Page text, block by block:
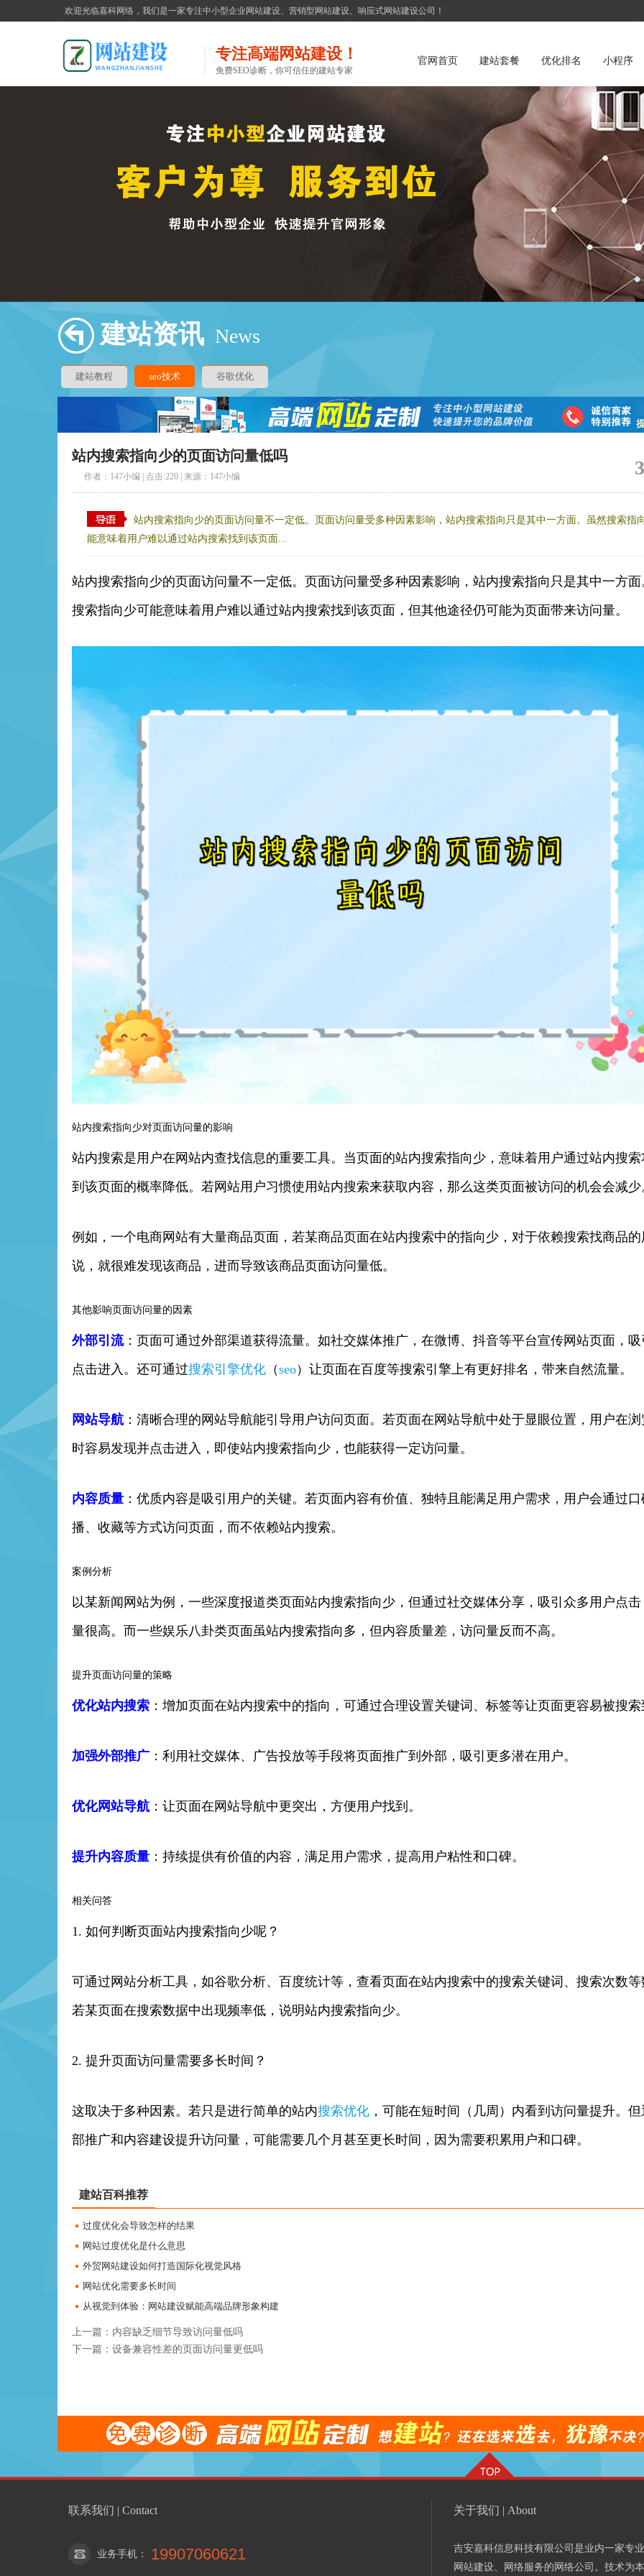
欢迎光临嘉科网络，我们是一家专注中小型企业网站建设、营销型网站建设、响应式网站建设公司！
专注高端网站建设！
免费SEO诊断，你可信任的建站专家
官网首页 建站套餐 优化排名 小程序
建站资讯 News
建站教程 seo技术 谷歌优化
站内搜索指向少的页面访问量低吗
作者：147小编 | 点击:220 | 来源：147小编
站内搜索指向少的页面访问量不一定低。页面访问量受多种因素影响，站内搜索指向只是其中一方面。虽然搜索指
能意味着用户难以通过站内搜索找到该页面...
站内搜索指向少的页面访问量不一定低。页面访问量受多种因素影响，站内搜索指向只是其中一方
搜索指向少可能意味着用户难以通过站内搜索找到该页面，但其他途径仍可能为页面带来访问量。
站内搜索指向少对页面访问量的影响
站内搜索是用户在网站内查找信息的重要工具。当页面的站内搜索指向少，意味着用户通过站内搜
到该页面的概率降低。若网站用户习惯使用站内搜索来获取内容，那么这类页面被访问的机会会减少
例如，一个电商网站有大量商品页面，若某商品页面在站内搜索中的指向少，对于依赖搜索找商品
说，就很难发现该商品，进而导致该商品页面访问量低。
其他影响页面访问量的因素
外部引流：页面可通过外部渠道获得流量。如社交媒体推广，在微博、抖音等平台宣传网站页面，
点击进入。还可通过搜索引擎优化 （seo）让页面在百度等搜索引擎上有更好排名，带来自然流量。
网站导航：清晰合理的网站导航能引导用户访问页面。若页面在网站导航中处于显眼位置，用户在
时容易发现并点击进入，即使站内搜索指向少，也能获得一定访问量。
内容质量 ：优质内容是吸引用户的关键。若页面内容有价值、独特且能满足用户需求，用户会通过
播、收藏等方式访问页面，而不依赖站内搜索。
案例分析
以某新闻网站为例，一些深度报道类页面站内搜索指向少，但通过社交媒体分享，吸引众多用户点
量很高。而一些娱乐八卦类页面虽站内搜索指向多，但内容质量差，访问量反而不高。
提升页面访问量的策略
优化站内搜索 ：增加页面在站内搜索中的指向，可通过合理设置关键词、标签等让页面更容易被搜
加强外部推广 ：利用社交媒体、广告投放等手段将页面推广到外部，吸引更多潜在用户。
优化网站导航：让页面在网站导航中更突出，方便用户找到。
提升内容质量 ：持续提供有价值的内容，满足用户需求，提高用户粘性和口碑。
相关问答
1. 如何判断页面站内搜索指向少呢？
可通过网站分析工具，如谷歌分析、百度统计等，查看页面在站内搜索中的搜索关键词、搜索次数
若某页面在搜索数据中出现频率低，说明站内搜索指向少。
2. 提升页面访问量需要多长时间？
这取决于多种因素。若只是进行简单的站内搜索优化 ，可能在短时间（几周）内看到访问量提升。
部推广和内容建设提升访问量，可能需要几个月甚至更长时间，因为需要积累用户和口碑。
建站百科推荐
过度优化会导致怎样的结果
网站过度优化是什么意思
外贸网站建设如何打造国际化视觉风格
网站优化需要多长时间
从视觉到体验：网站建设赋能高端品牌形象构建
上一篇：内容缺乏细节导致访问量低吗
下一篇：设备兼容性差的页面访问量更低吗
联系我们 | Contact
业务手机 ： 19907060621
关于我们 | About
吉安嘉科信息科技有限公司是业内一家专
网站建设、网络服务的网络公司。技术为